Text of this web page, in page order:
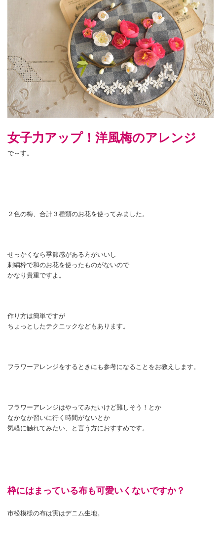
女子力アップ！洋風梅のアレンジ
で～す。
２色の梅、合計３種類のお花を使ってみました。
せっかくなら季節感がある方がいいし
刺繍枠で和のお花を使ったものがないので
かなり貴重ですよ。
作り方は簡単ですが
ちょっとしたテクニックなどもあります。
フラワーアレンジをするときにも参考になることをお教えします。
フラワーアレンジはやってみたいけど難しそう！とか
なかなか習いに行く時間がないとか
気軽に触れてみたい、と言う方におすすめです。
枠にはまっている布も可愛いくないですか？
市松模様の布は実はデニム生地。